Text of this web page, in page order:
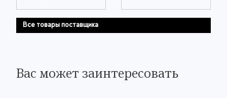
Все товары поставщика
Вас может заинтересовать